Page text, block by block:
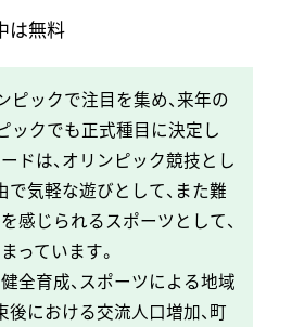
は無料
ックで注目を集め、来年の
ックでも正式種目に決定し
ドは、オリンピック競技とし
で気軽な遊びとして、また難
感じられるスポーツ として、
っています。
全育成、スポーツによる地域
後における交流人口増加、町